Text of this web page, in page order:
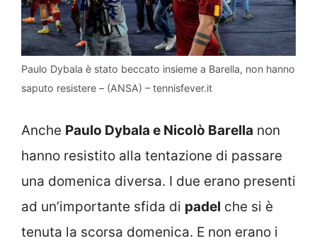
Paulo Dybala è stato beccato insieme a Barella, non hanno
saputo resistere – (ANSA) – tennisfever.it
Anche Paulo Dybala e Nicolò Barella non
hanno resistito alla tentazione di passare
una domenica diversa. I due erano presenti
ad un’importante sfida di padel che si è
tenuta la scorsa domenica. E non erano i